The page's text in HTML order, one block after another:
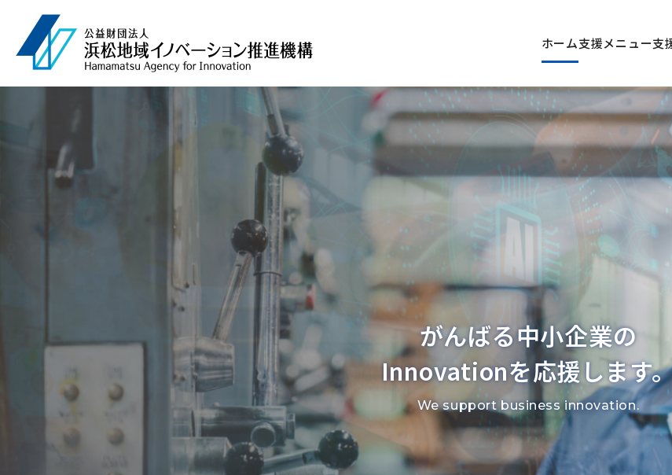
ホーム支援メニュー支
がんばる中小企業の
Innovationを応援します
We support business innovation.